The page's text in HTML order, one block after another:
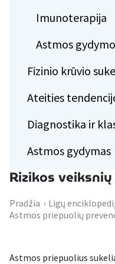
Imunoterapija
Astmos
Fizinio krūvio
Ateities
Diagnostika ir
Astmos gydymas
Rizikos
Pradžia › Ligų
Astmos priepuolių
Astmos priepuolius